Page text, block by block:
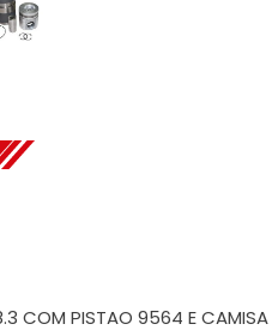
COM PISTAO 9564 E